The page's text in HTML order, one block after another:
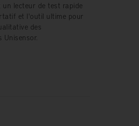
un lecteur de test rapide
et l'outil ultime pour
des
Unisensor.